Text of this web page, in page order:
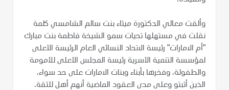
وألقت معالي الدكتورة ميثاء بنت سالم الشامسي كلمة
نقلت في مستهلها تحيات سمو الشيخة فاطمة بنت مبارك
"أم الامارات" رئيسة الاتحاد النسائي العام الرئيسة الأعلى
لمؤسسة التنمية الأسرية رئيسة المجلس الأعلى للأمومة
والطفولة، وفخرها بأبناء وبنات الامارات على حد سواء،
الذين أثبتو وعلى مدى العقود الماضية أنهم أهل للثقة.